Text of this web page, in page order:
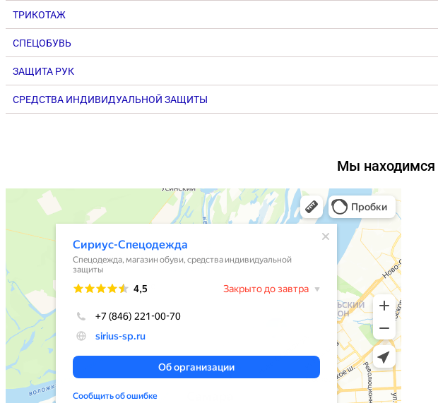
ТРИКОТАЖ
СПЕЦОБУВЬ
ЗАЩИТА РУК
СРЕДСТВА ИНДИВИДУАЛЬНОЙ ЗАЩИТЫ
Мы находимся